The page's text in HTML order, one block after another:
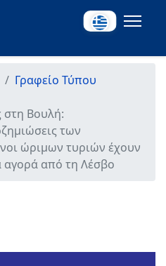
Γραφείο Τύπου
Βουλή:
των
ώριμων τυριών έχουν
αγορά από τη Λέσβο